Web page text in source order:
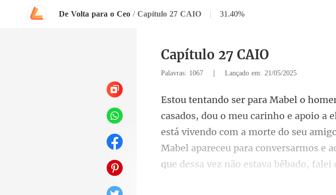
De Volta para o Ceo / Capítulo 27 CAIO | 31.40%
Capítulo 27 CAIO
Palavras: 1067 | Lançado em: 21/05/2025
está vivendo com a morte do seu
Mabel apareceu